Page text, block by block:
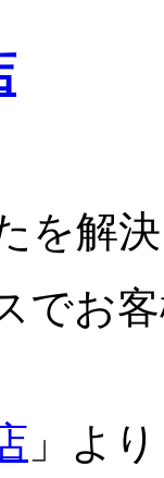
を解
でお
」より